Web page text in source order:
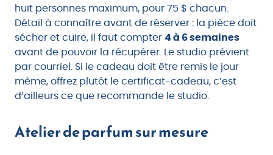
huit personnes maximum, pour 75 $ chacun.
Détail à connaître avant de réserver : la pièce doit
sécher et cuire, il faut compter 4 à 6 semaines
avant de pouvoir la récupérer. Le studio prévient
par courriel. Si le cadeau doit être remis le jour
même, offrez plutôt le certificat-cadeau, c’est
d’ailleurs ce que recommande le studio.
Atelier de parfum sur mesure